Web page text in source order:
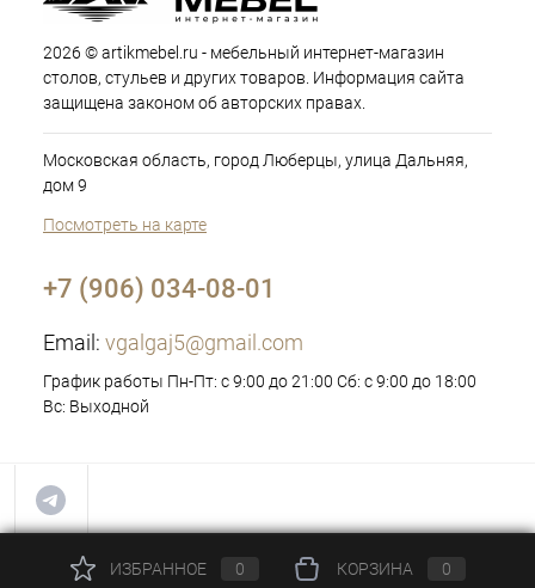
2026 © artikmebel.ru - мебельный интернет-магазин
столов, стульев и других товаров. Информация сайта
защищена законом об авторских правах.
Московская область, город Люберцы, улица Дальняя,
дом 9
Посмотреть на карте
+7 (906) 034-08-01
Email: vgalgaj5@gmail.com
График работы Пн-Пт: с 9:00 до 21:00 Сб: с 9:00 до 18:00
Вс: Выходной
ИЗБРАННОЕ 0 КОРЗИНА 0